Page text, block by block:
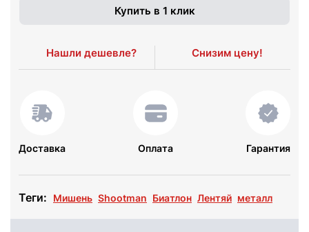
Купить в 1 клик
Нашли дешевле? Снизим цену!
Доставка Оплата Гарантия
Теги: Мишень Shootman Биатлон Лентяй металл